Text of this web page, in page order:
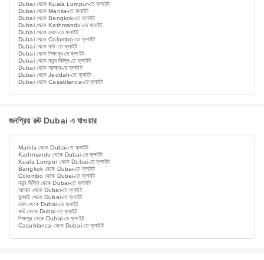
Dubai থেকে Kuala Lumpur-তে ফ্লাইট
Dubai থেকে Manila-তে ফ্লাইট
Dubai থেকে Bangkok-তে ফ্লাইট
Dubai থেকে Kathmandu-তে ফ্লাইট
Dubai থেকে ঢাকা-তে ফ্লাইট
Dubai থেকে Colombo-তে ফ্লাইট
Dubai থেকে কচি-তে ফ্লাইট
Dubai থেকে সিঙ্গাপুর-তে ফ্লাইট
Dubai থেকে নতুন দিল্লি-তে ফ্লাইট
Dubai থেকে আম্মান-তে ফ্লাইট
Dubai থেকে Jeddah-তে ফ্লাইট
Dubai থেকে Casablanca-তে ফ্লাইট
জনপ্রিয় রুট Dubai এ যাওয়ার
Manila থেকে Dubai-তে ফ্লাইট
Kathmandu থেকে Dubai-তে ফ্লাইট
Kuala Lumpur থেকে Dubai-তে ফ্লাইট
Bangkok থেকে Dubai-তে ফ্লাইট
Colombo থেকে Dubai-তে ফ্লাইট
নতুন দিল্লি থেকে Dubai-তে ফ্লাইট
আম্মান থেকে Dubai-তে ফ্লাইট
মুম্বাই থেকে Dubai-তে ফ্লাইট
ঢাকা থেকে Dubai-তে ফ্লাইট
কচি থেকে Dubai-তে ফ্লাইট
সিঙ্গাপুর থেকে Dubai-তে ফ্লাইট
Casablanca থেকে Dubai-তে ফ্লাইট